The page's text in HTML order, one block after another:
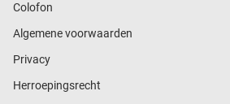
Colofon
Algemene voorwaarden
Privacy
Herroepingsrecht